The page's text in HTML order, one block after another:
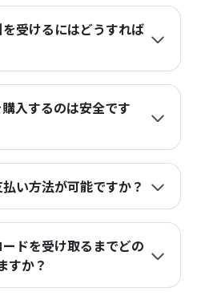
受けるにはどうすれば
入するのは安全です
い方法が可能ですか？
ドを受け取るまでどの
すか？